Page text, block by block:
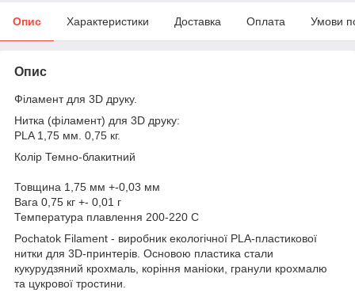
Опис Характеристики Доставка Оплата Умови
Опис
Філамент для 3D друку.
Нитка (філамент) для 3D друку:
PLA 1,75 мм. 0,75 кг.
Колір Темно-блакитний
Товщина 1,75 мм +-0,03 мм
Вага 0,75 кг +- 0,01 г
Температура плавлення 200-220 С
Pochatok Filament - виробник екологічної PLA-пластикової
нитки для 3D-принтерів. Основою пластика стали
кукурудзяний крохмаль, коріння маніоки, гранули крохмалю
та цукрової тростини.